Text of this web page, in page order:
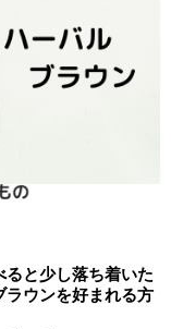
と少し落ち着いた
ラウンを好まれる方